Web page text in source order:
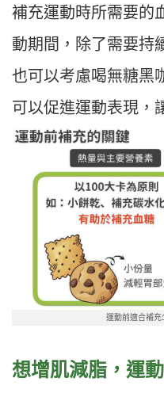
補充運動時所需要的
動期間，除了需要持
也可以考慮喝無糖黑
可以促進運動表現，
運動前適合補充
想增肌減脂，運